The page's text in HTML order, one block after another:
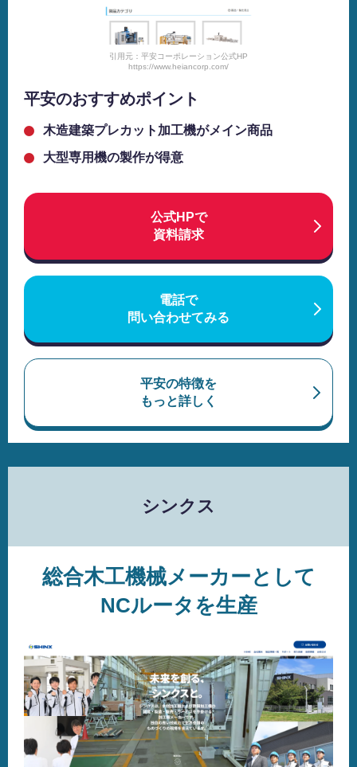
引用元：平安コーポレーション公式HP
https://www.heiancorp.com/
平安のおすすめポイント
木造建築プレカット加工機がメイン商品
大型専用機の製作が得意
公式HPで
資料請求
電話で
問い合わせてみる
平安の特徴を
もっと詳しく
シンクス
総合木工機械メーカーとして
NCルータを生産